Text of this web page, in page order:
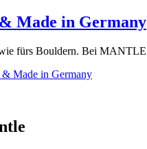
Made in Germany
fürs Bouldern. Bei
Made in Germany